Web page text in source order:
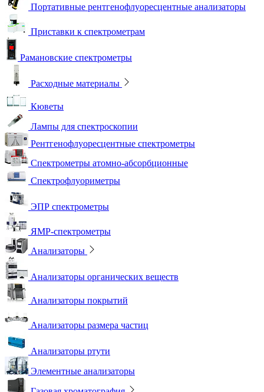
Портативные рентгенофлуоресцентные анализаторы
Приставки к спектрометрам
Рамановские спектрометры
Расходные материалы
Кюветы
Лампы для спектроскопии
Рентгенофлуоресцентные спектрометры
Спектрометры атомно-абсорбционные
Спектрофлуориметры
ЭПР спектрометры
ЯМР-спектрометры
Анализаторы
Анализаторы органических веществ
Анализаторы покрытий
Анализаторы размера частиц
Анализаторы ртути
Элементные анализаторы